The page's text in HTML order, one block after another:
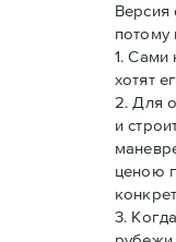
Версия
потому
1. Сами
хотят
2. Для
и
ценою
3.